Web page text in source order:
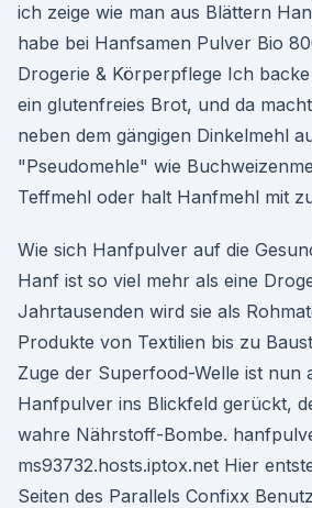
ich zeige wie man aus Blättern
habe bei Hanfsamen Pulver Bio
Drogerie & Körperpflege Ich
ein glutenfreies Brot, und da
neben dem gängigen Dinkelmehl
"Pseudomehle" wie
Teffmehl oder halt Hanfmehl mit
Wie sich Hanfpulver auf die
Hanf ist so viel mehr als eine
Jahrtausenden wird sie als
Produkte von Textilien bis zu
Zuge der Superfood-Welle ist nun
Hanfpulver ins Blickfeld gerückt,
wahre Nährstoff-Bombe.
ms93732.hosts.iptox.net Hier
Seiten des Parallels Confixx